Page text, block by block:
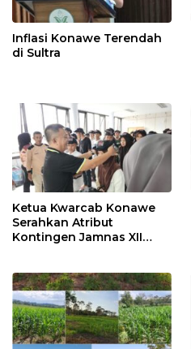
Inflasi Konawe Terendah
di Sultra
Ketua Kwarcab Konawe
Serahkan Atribut
Kontingen Jamnas XII